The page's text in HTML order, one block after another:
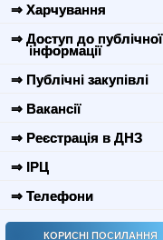
⇒ Харчування
⇒ Доступ до публічної
інформації
⇒ Публічні закупівлі
⇒ Вакансії
⇒ Реєстрація в ДНЗ
⇒ ІРЦ
⇒ Телефони
КОРИСНІ ПОСИЛАННЯ